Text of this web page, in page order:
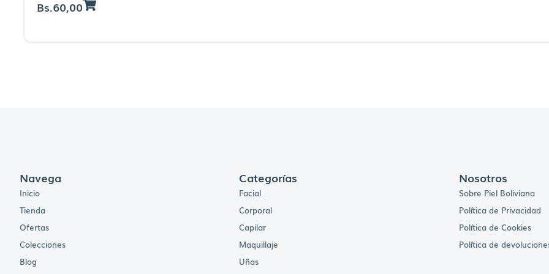
Bs.60,00
Navega
Inicio
Tienda
Ofertas
Colecciones
Blog
Categorías
Facial
Corporal
Capilar
Maquillaje
Uñas
Nosotros
Sobre Piel Boliviana
Política de Privacidad
Política de Cookies
Política de